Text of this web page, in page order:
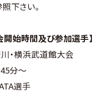
下さい。
開始時間及び参加選手】
川・横浜武道館大会
分～
選手